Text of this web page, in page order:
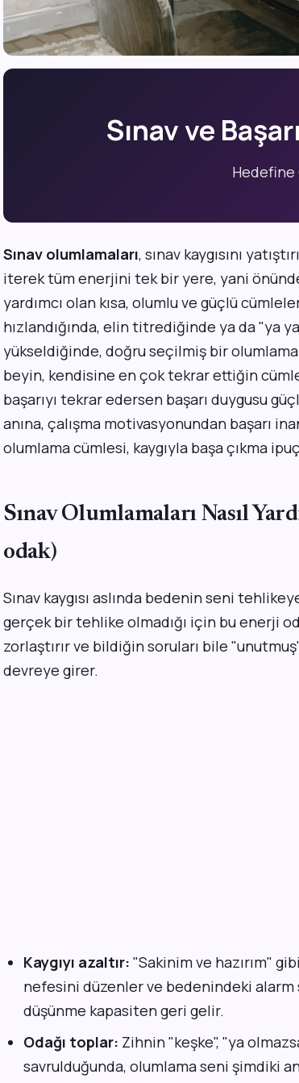
Sınav ve
Hedefine
Sınav olumlamaları, sınav kaygısını
iterek tüm enerjini tek bir yere, yani
yardımcı olan kısa, olumlu ve güçlü
hızlandığında, elin titrediğinde ya da "ya
yükseldiğinde, doğru seçilmiş bir
beyin, kendisine en çok tekrar ettiğin
başarıyı tekrar edersen başarı duygusu
anına, çalışma motivasyonundan başarı
olumlama cümlesi, kaygıyla başa çıkma
Sınav Olumlamaları Nasıl
odak)
Sınav kaygısı aslında bedenin seni
gerçek bir tehlike olmadığı için bu enerji
zorlaştırır ve bildiğin soruları bile
devreye girer.
Kaygıyı azaltır: "Sakinim ve hazırım"
nefesini düzenler ve bedenindeki alarm
düşünme kapasiten geri gelir.
Odağı toplar: Zihnin "keşke", "ya
savrulduğunda, olumlama seni şimdiki